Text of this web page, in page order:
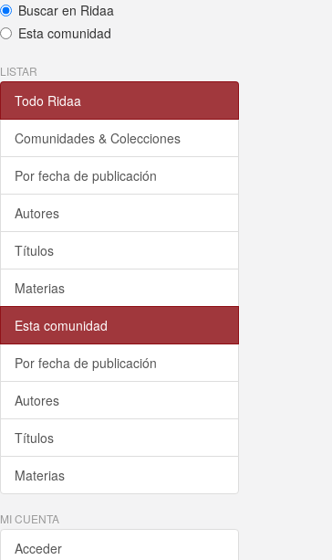
Buscar en Ridaa
Esta comunidad
LISTAR
Todo Ridaa
Comunidades & Colecciones
Por fecha de publicación
Autores
Títulos
Materias
Esta comunidad
Por fecha de publicación
Autores
Títulos
Materias
MI CUENTA
Acceder